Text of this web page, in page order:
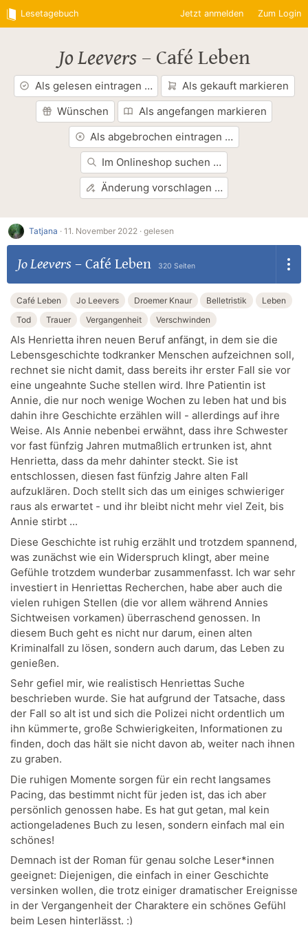
Lesetagebuch Jetzt anmelden Zum Login
Jo Leevers– Café Leben
Als gelesen eintragen …
Als gekauft markieren
Wünschen
Als angefangen markieren
Als abgebrochen eintragen …
Im Onlineshop suchen …
Änderung vorschlagen …
Tatjana · 11. November 2022 · gelesen
Jo Leevers – Café Leben 320 Seiten
Café Leben Jo Leevers Droemer Knaur Belletristik
Leben
Tod
Trauer Vergangenheit Verschwinden
Als Henrietta ihren neuen Beruf anfängt, in dem sie die
Lebensgeschichte todkranker Menschen aufzeichnen soll,
rechnet sie nicht damit, dass bereits ihr erster Fall sie vor
eine ungeahnte Suche stellen wird. Ihre Patientin ist
Annie, die nur noch wenige Wochen zu leben hat und bis
dahin ihre Geschichte erzählen will - allerdings auf ihre
Weise. Als Annie nebenbei erwähnt, dass ihre Schwester
vor fast fünfzig Jahren mutmaßlich ertrunken ist, ahnt
Henrietta, dass da mehr dahinter steckt. Sie ist
entschlossen, diesen fast fünfzig Jahre alten Fall
aufzuklären. Doch stellt sich das um einiges schwieriger
raus als erwartet - und ihr bleibt nicht mehr viel Zeit, bis
Annie stirbt ...
Diese Geschichte ist ruhig erzählt und trotzdem spannend,
was zunächst wie ein Widerspruch klingt, aber meine
Gefühle trotzdem wunderbar zusammenfasst. Ich war sehr
investiert in Henriettas Recherchen, habe aber auch die
vielen ruhigen Stellen (die vor allem während Annies
Sichtweisen vorkamen) überraschend genossen. In
diesem Buch geht es nicht nur darum, einen alten
Kriminalfall zu lösen, sondern auch darum, das Leben zu
genießen.
Sehr gefiel mir, wie realistisch Henriettas Suche
beschrieben wurde. Sie hat aufgrund der Tatsache, dass
der Fall so alt ist und sich die Polizei nicht ordentlich um
ihn kümmerte, große Schwierigkeiten, Informationen zu
finden, doch das hält sie nicht davon ab, weiter nach ihnen
zu graben.
Die ruhigen Momente sorgen für ein recht langsames
Pacing, das bestimmt nicht für jeden ist, das ich aber
persönlich genossen habe. Es hat gut getan, mal kein
actiongeladenes Buch zu lesen, sondern einfach mal ein
schönes!
Demnach ist der Roman für genau solche Leser*innen
geeignet: Diejenigen, die einfach in einer Geschichte
versinken wollen, die trotz einiger dramatischer Ereignisse
in der Vergangenheit der Charaktere ein schönes Gefühl
beim Lesen hinterlässt. :)